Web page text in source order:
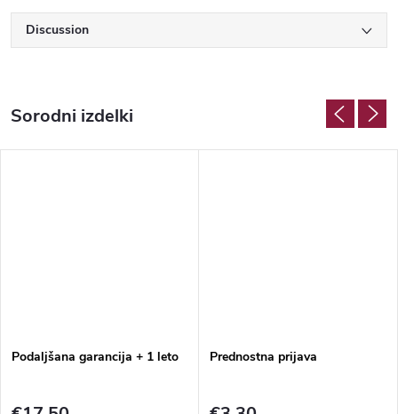
Discussion
Podaljšana garancija + 1 leto Prednostna prijava